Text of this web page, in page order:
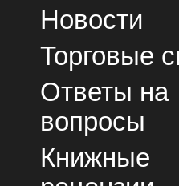
Новости
Торговые
Ответы на
вопросы
Книжные